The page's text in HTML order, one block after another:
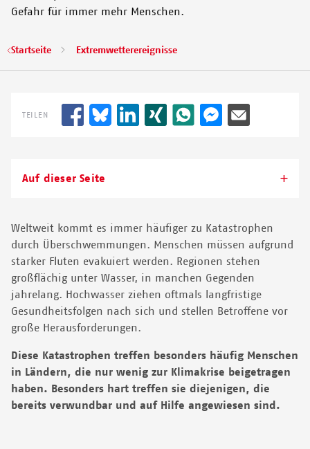
Gefahr für immer mehr Menschen.
Pfadnavigation
Startseite Extremwetterereignisse
TEILEN
Auf dieser Seite
Weltweit kommt es immer häufiger zu Katastrophen
durch Überschwemmungen. Menschen müssen aufgrund
starker Fluten evakuiert werden. Regionen stehen
großflächig unter Wasser, in manchen Gegenden
jahrelang. Hochwasser ziehen oftmals langfristige
Gesundheitsfolgen nach sich und stellen Betroffene vor
große Herausforderungen.
Diese Katastrophen treffen besonders häufig Menschen
in Ländern, die nur wenig zur Klimakrise beigetragen
haben. Besonders hart treffen sie diejenigen, die
bereits verwundbar und auf Hilfe angewiesen sind.